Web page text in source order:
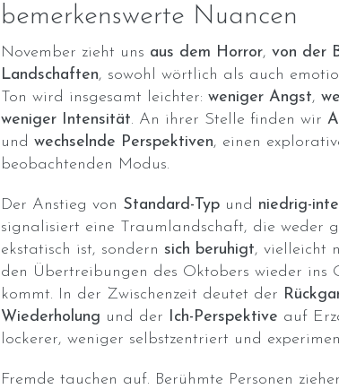
bemerkenswerte Nuancen
November zieht uns aus dem Horror, von der
Landschaften, sowohl wörtlich als auch
Ton wird insgesamt leichter: weniger Angst,
weniger Intensität. An ihrer Stelle finden wir
und wechselnde Perspektiven, einen
beobachtenden Modus.
Der Anstieg von Standard-Typ und niedrig-
signalisiert eine Traumlandschaft, die weder
ekstatisch ist, sondern sich beruhigt, vielleicht
den Übertreibungen des Oktobers wieder ins
kommt. In der Zwischenzeit deutet der
Wiederholung und der Ich-Perspektive auf
lockerer, weniger selbstzentriert und
Fremde tauchen auf. Berühmte Personen